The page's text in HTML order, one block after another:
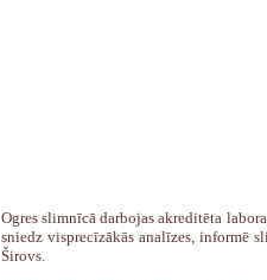
Ogres slimnīcā darbojas akreditēta
sniedz visprecīzākās analīzes, informē
Širovs.